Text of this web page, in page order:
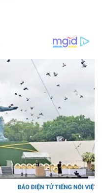
Nghệ sĩ
Thời trang
Sao Việt